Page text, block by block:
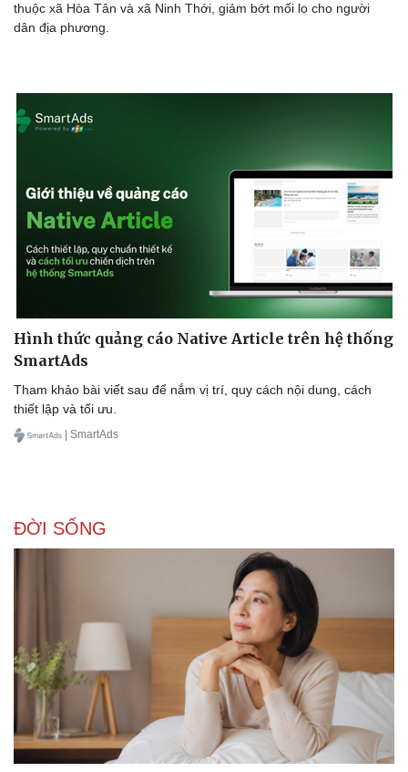
Sức khỏe
Dinh dưỡng - món ngon
Cây thuốc
Sản phụ khoa
Đời sống
Nhà đẹp
Blog
Tình yêu - Gia đình
thuộc xã Hòa Tân và xã Ninh Thới, giảm bớt mối lo cho người
dân địa phương.
Hình thức quảng cáo Native Article trên hệ thống
SmartAds
Tham khảo bài viết sau để nắm vị trí, quy cách nội dung, cách
thiết lập và tối ưu.
| SmartAds
ĐỜI SỐNG